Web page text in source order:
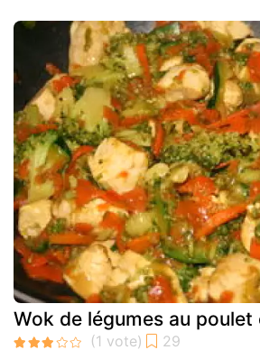
Wok de légumes au